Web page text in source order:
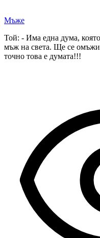
Мъже
Той: - Има една дума,
мъж на света. Ще се
точно това е думата!!!